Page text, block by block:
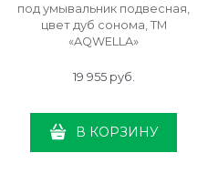
под умывальник подвесная,
цвет дуб сонома, ТМ
«AQWELLA»
19 955 руб.
В КОРЗИНУ